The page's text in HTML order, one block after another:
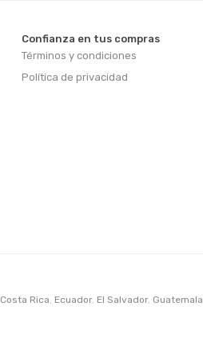
Confianza en tus compras
Términos y condiciones
Política de privacidad
Costa Rica, Ecuador, El Salvador, Guatemala